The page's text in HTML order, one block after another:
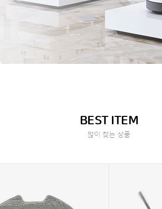
BEST ITEM
많이 찾는 상품